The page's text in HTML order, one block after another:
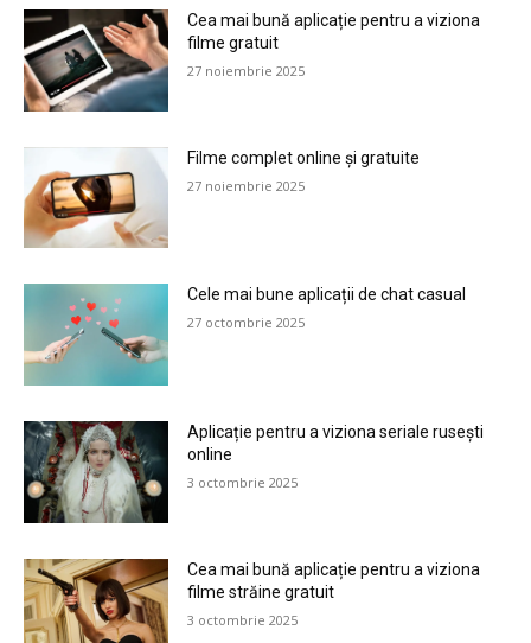
Cea mai bună aplicație pentru a viziona
filme gratuit
27 noiembrie 2025
Filme complet online și gratuite
27 noiembrie 2025
Cele mai bune aplicații de chat casual
27 octombrie 2025
Aplicație pentru a viziona seriale rusești
online
3 octombrie 2025
Cea mai bună aplicație pentru a viziona
filme străine gratuit
3 octombrie 2025